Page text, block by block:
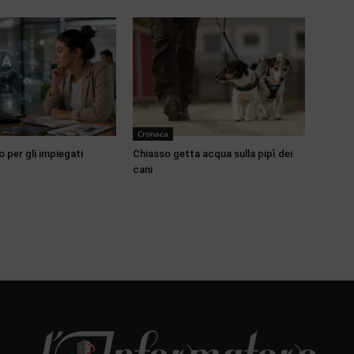
per gli impiegati
Cronaca
Chiasso getta acqua sulla pipì dei
cani